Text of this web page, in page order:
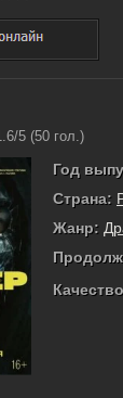
Участники
известностью
Алиса ...
5 (50 гол.)
Год
Страна:
Жанр: